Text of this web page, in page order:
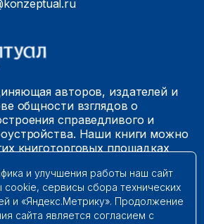
авторов, издателей и
общности взглядов о
справедливого и
Наши книги можно
книготорговых площадках
права защищены.
и улучшения работы наш сайт
cookie, сервисы сбора технических
и «Яндекс.Метрику». Продолжение
сайта является согласием с